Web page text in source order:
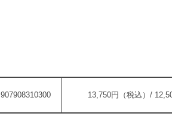
907908310300 13,750円（税込）/